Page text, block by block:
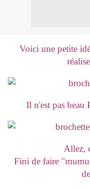
Voici une petite
Il n'est pas
Allez,
Fini de faire